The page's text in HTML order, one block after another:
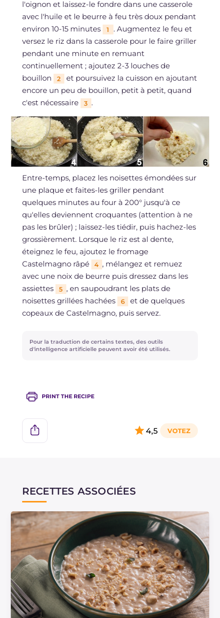
l'oignon et laissez-le fondre dans une casserole
avec l'huile et le beurre à feu très doux pendant
environ 10-15 minutes
1
. Augmentez le feu et
versez le riz dans la casserole pour le faire griller
pendant une minute en remuant
continuellement ; ajoutez 2-3 louches de
bouillon
2
et poursuivez la cuisson en ajoutant
encore un peu de bouillon, petit à petit, quand
c'est nécessaire
3 .
Entre-temps, placez les noisettes émondées sur
une plaque et faites-les griller pendant
quelques minutes au four à 200° jusqu'à ce
qu'elles deviennent croquantes (attention à ne
pas les brûler) ; laissez-les tiédir, puis hachez-les
grossièrement. Lorsque le riz est al dente,
éteignez le feu, ajoutez le fromage
Castelmagno râpé
4 , mélangez et remuez
avec une noix de beurre puis dressez dans les
assiettes
5 , en saupoudrant les plats de
noisettes grillées hachées
6
et de quelques
copeaux de Castelmagno, puis servez.
Pour la traduction de certains textes, des outils
d'intelligence artificielle peuvent avoir été utilisés.
PRINT THE RECIPE
4,5
RECETTES ASSOCIÉES